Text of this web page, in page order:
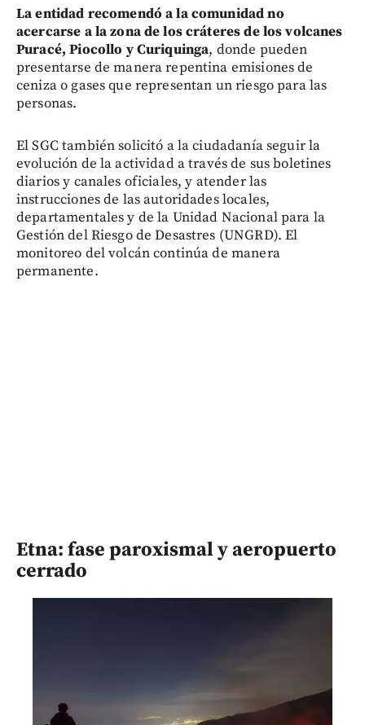
La entidad recomendó a la comunidad no
acercarse a la zona de los cráteres de los volcanes
Puracé, Piocollo y Curiquinga, donde pueden
presentarse de manera repentina emisiones de
ceniza o gases que representan un riesgo para las
personas.
El SGC también solicitó a la ciudadanía seguir la
evolución de la actividad a través de sus boletines
diarios y canales oficiales, y atender las
instrucciones de las autoridades locales,
departamentales y de la Unidad Nacional para la
Gestión del Riesgo de Desastres (UNGRD). El
monitoreo del volcán continúa de manera
permanente.
Etna: fase paroxismal y aeropuerto
cerrado